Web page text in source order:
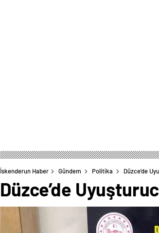
İskenderun Haber Gündem Politika Düzce’de
Düzce’de